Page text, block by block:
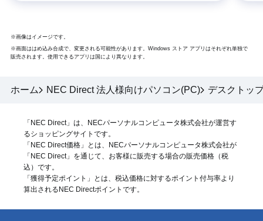
※画像はイメージです。
※画面ははめ込み合成で、変更される可能性があります。Windows ストア アプリはそれぞれ単独で
販売されます。使用できるアプリは国により異なります。
ホーム NEC Direct 法人様向けパソコン(PC) デスクトッ
「NEC Direct」は、NECパーソナルコンピュータ株式会社が運営す
るショッピングサイトです。
「NEC Direct価格」とは、NECパーソナルコンピュータ株式会社が
「NEC Direct」を通じて、お客様に販売する場合の販売価格（税
込 ）です。
「獲得予定ポイント」とは、税込価格に対するポイント付与率より
算出されるNEC Directポイントです。